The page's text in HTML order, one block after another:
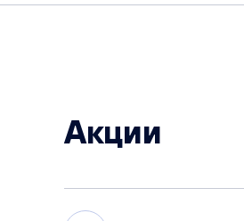
Акции